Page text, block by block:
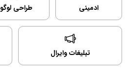
ادمینی طراحی لوگو
تبلیغات وایرال